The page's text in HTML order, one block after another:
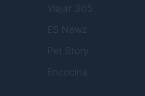
Viajar 365
ES Newz
Pet Story
Encocina